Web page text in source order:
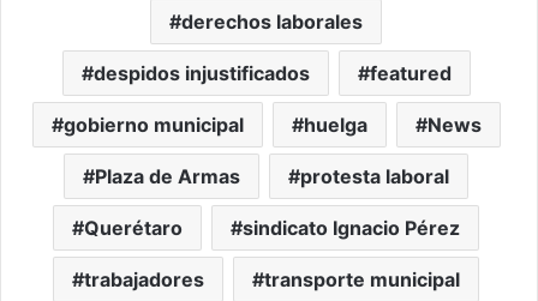
derechos laborales
despidos injustificados featured
gobierno municipal huelga News
Plaza de Armas protesta laboral
Querétaro sindicato Ignacio Pérez
trabajadores transporte municipal